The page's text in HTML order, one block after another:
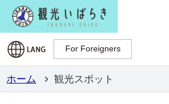
For Foreigners
For Foreigners
ホーム 観光スポット